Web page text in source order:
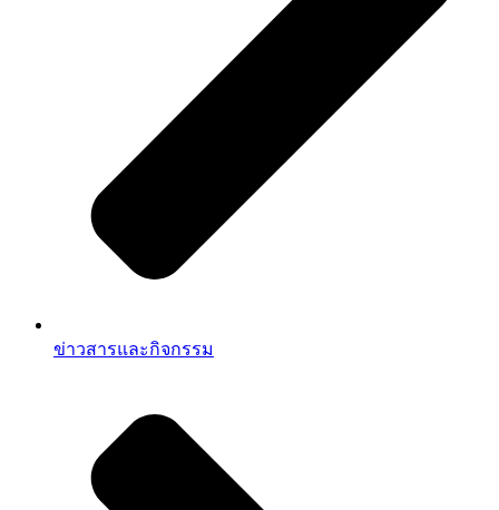
ข่าวสารและกิจกรรม